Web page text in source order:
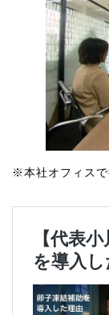
※本社オフィス